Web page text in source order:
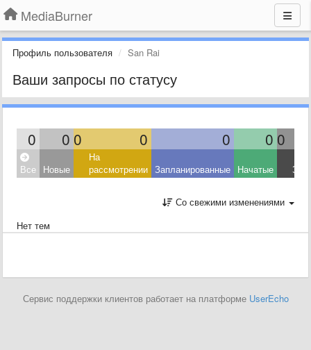
MediaBurner
Профиль пользователя San Rai
Ваши запросы по статусу
0 0 0 0 0 0 0
Все Новые
На
рассмотрении Запланированные Начатые
Со свежими изменениями
Нет тем
Сервис поддержки клиентов работает на платформе UserEcho